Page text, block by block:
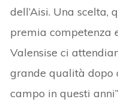
dell’Aisi. Una scelta,
premia competenza
Valensise ci
grande qualità dopo
campo in questi